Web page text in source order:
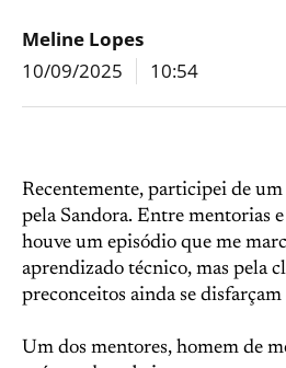
Meline Lopes
10/09/2025
10:54
Recentemente, participei de
pela Sandora. Entre mentorias
houve um episódio que me
aprendizado técnico, mas pela
preconceitos ainda se disfarçam
Um dos mentores, homem de